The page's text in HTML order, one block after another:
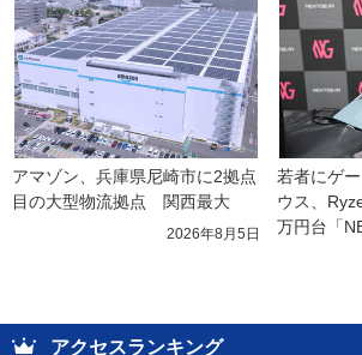
アマゾン、兵庫県尼崎市に2拠点
目の大型物流拠点　関西最大
2026年8月5日
若者にゲ
ウス、
万円台「
アクセスランキング